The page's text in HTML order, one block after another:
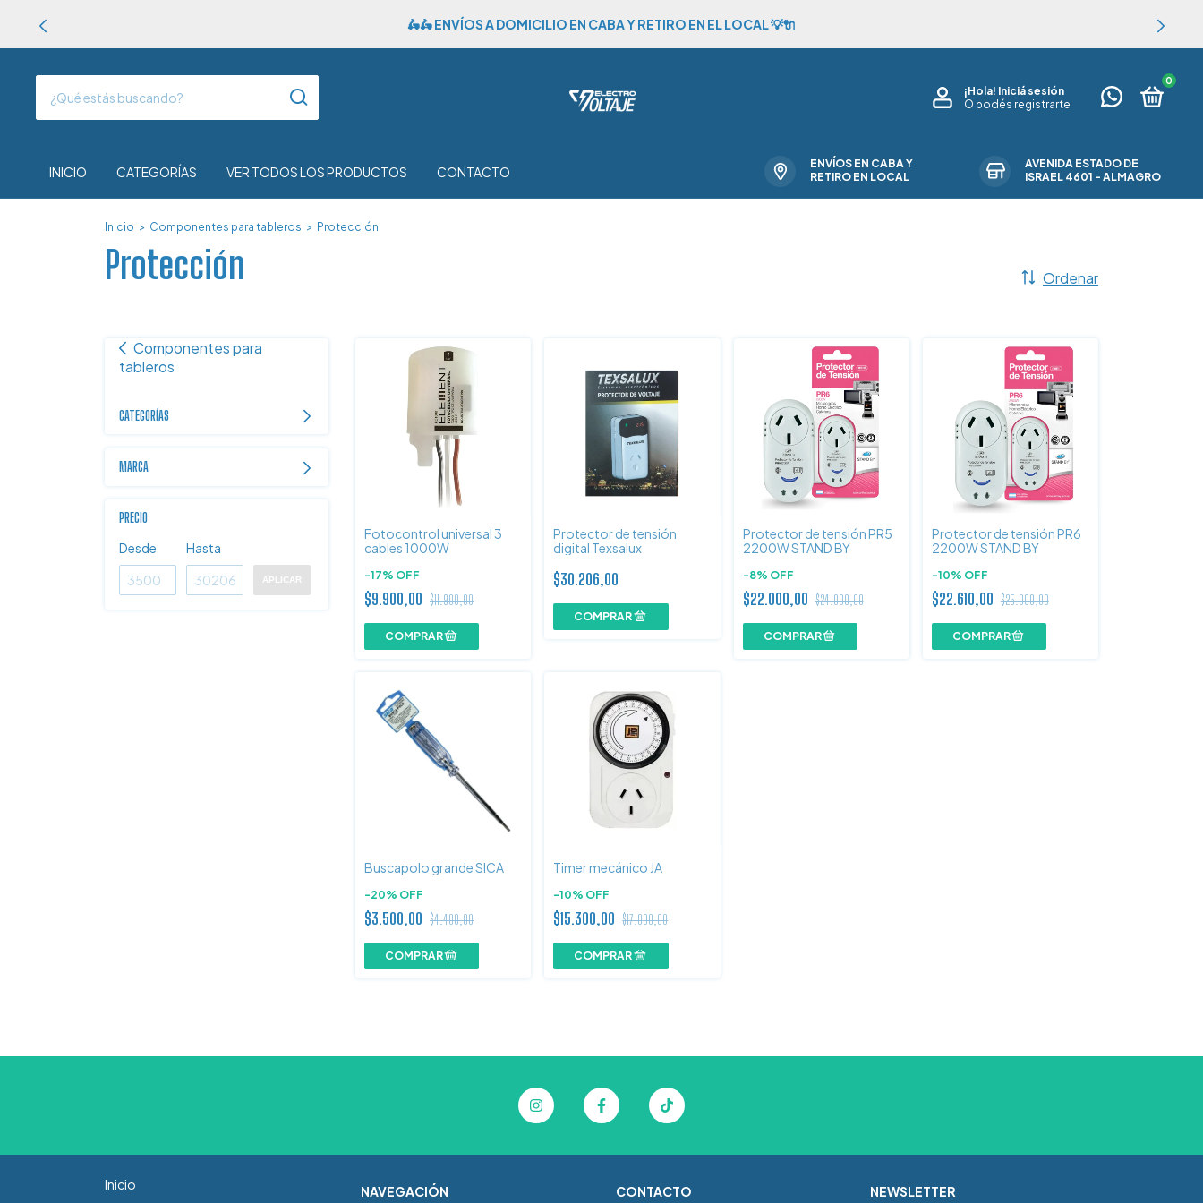
🛵🛵 ENVÍOS A DOMICILIO EN CABA Y RETIRO EN EL LOCAL 💡🔌
¡Hola! Iniciá sesión
O podés registrarte
0
INICIO CATEGORÍAS VER TODOS LOS PRODUCTOS CONTACTO
ENVÍOS EN CABA Y
RETIRO EN LOCAL
AVENIDA ESTADO DE
ISRAEL 4601 - ALMAGRO
Inicio > Componentes para tableros > Protección
Protección Ordenar
Componentes para
tableros
CATEGORÍAS
MARCA
PRECIO
Desde Hasta
APLICAR
Fotocontrol universal 3
cables 1000W
-17% OFF
$9.900,00 $11.900,00
Protector de tensión
digital Texsalux
$30.206,00
Protector de tensión PR5
2200W STAND BY
-8% OFF
$22.000,00 $24.000,00
Protector de tensión PR6
2200W STAND BY
-10% OFF
$22.610,00 $25.000,00
Buscapolo grande SICA
-20% OFF
$3.500,00 $4.400,00
Timer mecánico JA
-10% OFF
$15.300,00 $17.000,00
Inicio NAVEGACIÓN CONTACTO NEWSLETTER